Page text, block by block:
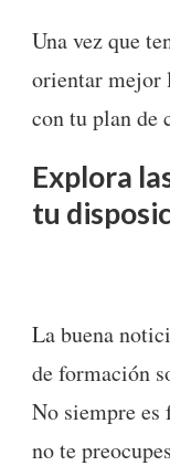
Una vez que
orientar mejor
con tu plan de
Explora
tu
La buena
de formación
No siempre es
no te